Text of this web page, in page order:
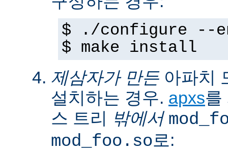
$ ./configure --
$ make install
제삼자가 만든아파치
설치하는 경우. apxs를
스 트리 밖에서
mod_foo.so로: